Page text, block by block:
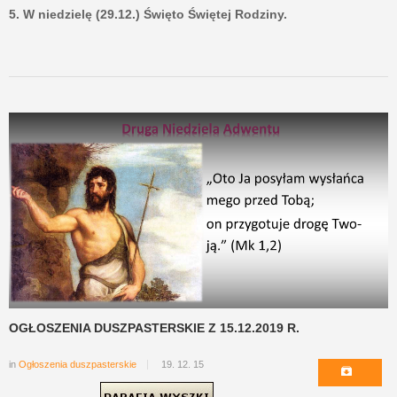
5. W niedzielę (29.12.) Święto Świętej Rodziny.
OGŁOSZENIA DUSZPASTERSKIE Z 15.12.2019 R.
in Ogłoszenia duszpasterskie 19. 12. 15